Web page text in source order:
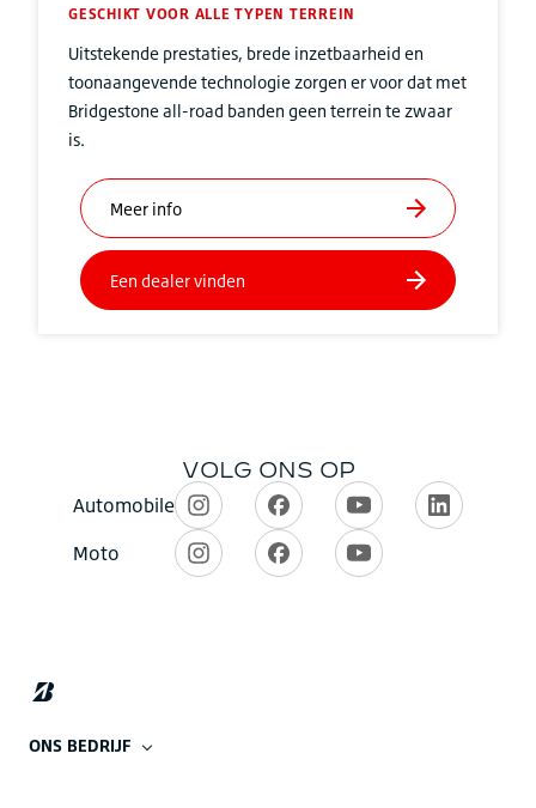
GESCHIKT VOOR ALLE TYPEN TERREIN
Uitstekende prestaties, brede inzetbaarheid en
toonaangevende technologie zorgen er voor dat met
Bridgestone all-road banden geen terrein te zwaar
is.
ONS BEDRIJF